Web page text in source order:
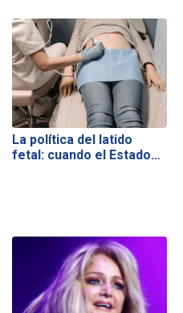
La política del latido
fetal: cuando el Estado…